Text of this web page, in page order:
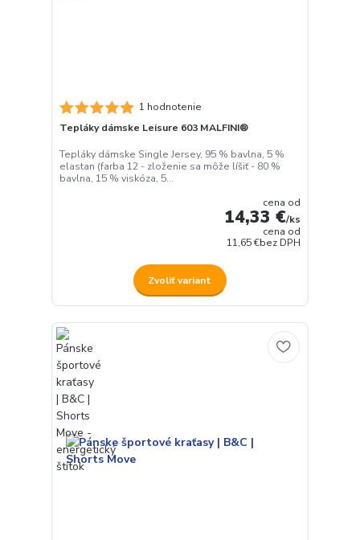
1 hodnotenie
Tepláky dámske Leisure 603 MALFINI®
Tepláky dámske Single Jersey, 95 % bavlna, 5 %
elastan (farba 12 - zloženie sa môže líšiť - 80 %
bavlna, 15 % viskóza, 5...
cena od
14,33 €/ks
cena od
11,65 €bez DPH
Zvoliť variant